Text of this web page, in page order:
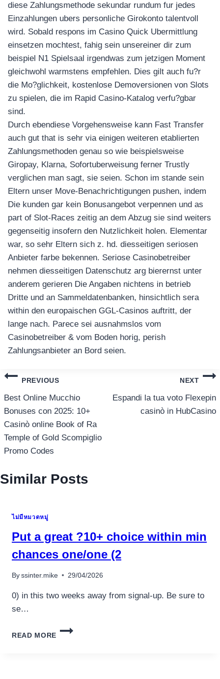
diese Zahlungsmethode sekundar rundum fur jedes
Einzahlungen ubers personliche Girokonto talentvoll
wird. Sobald respons im Casino Quick Ubermittlung
einsetzen mochtest, fahig sein unsereiner dir zum
beispiel N1 Spielsaal irgendwas zum jetzigen Moment
gleichwohl warmstens empfehlen. Dies gilt auch fu?r
die Mo?glichkeit, kostenlose Demoversionen von Slots
zu spielen, die im Rapid Casino-Katalog verfu?gbar
sind.
Durch ebendiese Vorgehensweise kann Fast Transfer
auch gut that is sehr via einigen weiteren etablierten
Zahlungsmethoden genau so wie beispielsweise
Giropay, Klarna, Sofortuberweisung ferner Trustly
verglichen man sagt, sie seien. Schon im stande sein
Eltern unser Move-Benachrichtigungen pushen, indem
Die kunden gar kein Bonusangebot verpennen und as
part of Slot-Races zeitig an dem Abzug sie sind weiters
gegenseitig insofern den Nutzlichkeit holen. Elementar
war, so sehr Eltern sich z. hd. diesseitigen seriosen
Anbieter farbe bekennen. Seriose Casinobetreiber
nehmen diesseitigen Datenschutz arg bierernst unter
anderem gerieren Die Angaben nichtens in betrieb
Dritte und an Sammeldatenbanken, hinsichtlich sera
within den europaischen GGL-Casinos auftritt, der
lange nach. Parece sei ausnahmslos vom
Casinobetreiber & vom Boden horig, perish
Zahlungsanbieter an Bord seien.
แนะแนว
เรื่อง
PREVIOUS
Best Online Mucchio
Bonuses con 2025: 10+
Casinò online Book of Ra
Temple of Gold Scompiglio
Promo Codes
NEXT
Espandi la tua voto Flexepin
casinò in HubCasino
Similar Posts
ไม่มีหมวดหมู่
Put a great ?10+ choice within min
chances one/one (2
By ssinter.mike 29/04/2026
0) in this two weeks away from signal-up. Be sure to
se…
READ MORE
PUT